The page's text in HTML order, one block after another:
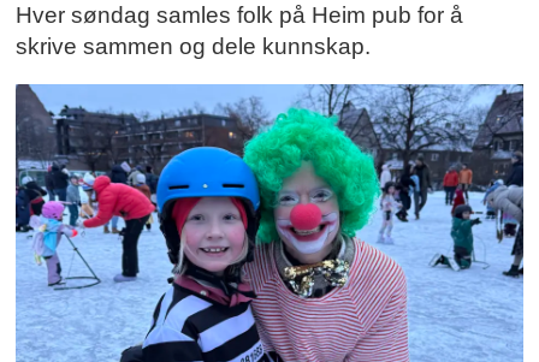
Hver søndag samles folk på Heim pub for å
skrive sammen og dele kunnskap.